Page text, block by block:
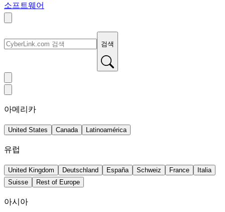
소프트웨어
검색
아메리카
United States Canada Latinoamérica
유럽
United Kingdom Deutschland España Schweiz France
Italia
Suisse
Rest of Europe
아시아